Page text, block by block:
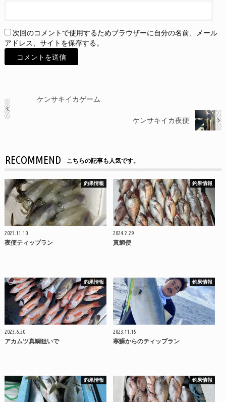
次回のコメントで使用するためブラウザーに自分の名前、メール
アドレス、サイトを保存する。
ケンサキイカゲーム
ケンサキイカ夜便
RECOMMEND こちらの記事も人気です。
釣果情報
2023.11.10
夜便ティップラン
釣果情報
2024.2.29
真鯛便
釣果情報
2023.6.20
アカムツ真鯛狙いで
釣果情報
2023.11.15
寒鰤からのティップラン
釣果情報 釣果情報